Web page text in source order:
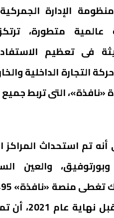
الإدارة
متطورة،
فى تعظيم
التجارة الداخلية
«نافذة»، التى تربط
أنه تم استحداث
والعين
ومن